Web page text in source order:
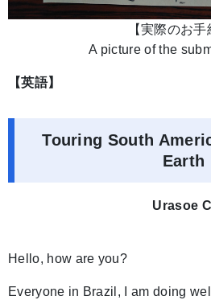
【実際のお手
A picture of the
【英語】
Touring South
Earth
Urasoe
Hello, how are you?
Everyone in Brazil, I am doing